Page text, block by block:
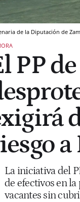
de la Diputación de
PP
La iniciativa del
de efectivos en
vacantes sin